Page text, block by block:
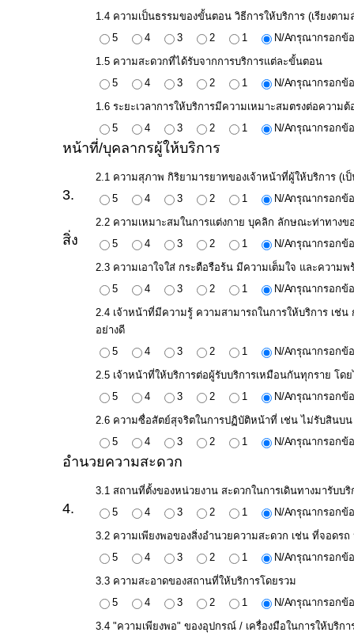
ป้องกัน
1.4 ความเป็นธรรมของขั้นตอน วิธีการให้บริการ (เรียงตา
5
4 3 2 1 N/Aกรุณากรอกข้
1.5 ความสะดวกที่ได้รับจากการบริการแต่ละขั้นตอน
5
4 3 2 1 N/Aกรุณากรอกข้
1.6 ระยะเวลาการให้บริการมีความเหมาะสมตรงต่อความ
5
4 3 2 1 N/Aกรุณากรอกข้
หน้าที่/บุคลากรผู้ให้บริการ
2.1 ความสุภาพ กิริยามารยาทของเจ้าหน้าที่ผู้ให้บริการ (
5
4 3 2 1 N/Aกรุณากรอกข้
2.2 ความเหมาะสมในการแต่งกาย บุคลิก ลักษณะท่าทางข
5
4 3 2 1 N/Aกรุณากรอกข้
2.3 ความเอาใจใส่ กระตือรือร้น มีความเต็มใจ และความ
5
4 3 2 1 N/Aกรุณากรอกข้
2.4 เจ้าหน้าที่มีความรู้ ความสามารถในการให้บริการ เช่
อย่างดี
5
4 3 2 1 N/Aกรุณากรอกข้
2.5 เจ้าหน้าที่ให้บริการต่อผู้รับบริการเหมือนกันทุกราย โด
5
4 3 2 1 N/Aกรุณากรอกข้
2.6 ความซื่อสัตย์สุจริตในการปฏิบัติหน้าที่ เช่น ไม่รับสินบ
5
4 3 2 1 N/Aกรุณากรอกข้
3.
สิ่ง
อำนวยความสะดวก
3.1 สถานที่ตั้งของหน่วยงาน สะดวกในการเดินทางมารับบริ
5
4 3 2 1 N/Aกรุณากรอกข้
3.2 ความเพียงพอของสิ่งอำนวยความสะดวก เช่น ที่จอด
5
4 3 2 1 N/Aกรุณากรอกข้
3.3 ความสะอาดของสถานที่ให้บริการโดยรวม
5
4 3 2 1 N/Aกรุณากรอกข้
3.4 "ความเพียงพอ" ของอุปกรณ์ / เครื่องมือในการให้บริกา
4.